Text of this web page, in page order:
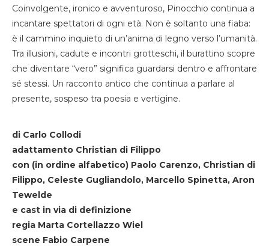
Coinvolgente, ironico e avventuroso, Pinocchio continua a
incantare spettatori di ogni età. Non è soltanto una fiaba:
è il cammino inquieto di un’anima di legno verso l’umanità.
Tra illusioni, cadute e incontri grotteschi, il burattino scopre
che diventare “vero” significa guardarsi dentro e affrontare
sé stessi. Un racconto antico che continua a parlare al
presente, sospeso tra poesia e vertigine.
di Carlo Collodi
adattamento Christian di Filippo
con (in ordine alfabetico) Paolo Carenzo, Christian di
Filippo, Celeste Gugliandolo, Marcello Spinetta, Aron
Tewelde
e cast in via di definizione
regia Marta Cortellazzo Wiel
scene Fabio Carpene